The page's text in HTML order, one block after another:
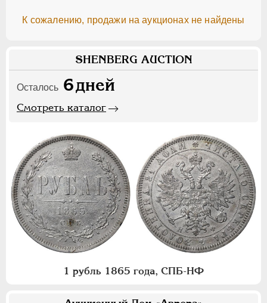
К сожалению, продажи на аукционах не найдены
SHENBERG AUCTION
Осталось 6дней
Смотреть каталог
1 рубль 1865 года, СПБ-НФ